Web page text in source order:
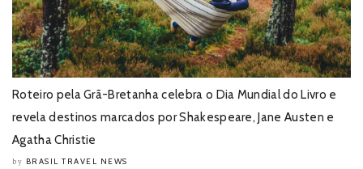
Roteiro pela Grã-Bretanha celebra o Dia Mundial do Livro e
revela destinos marcados por Shakespeare, Jane Austen e
Agatha Christie
by BRASIL TRAVEL NEWS